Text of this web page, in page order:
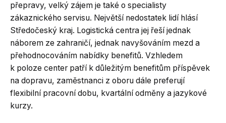
přepravy, velký zájem je také o specialisty
zákaznického servisu. Největší nedostatek lidí hlásí
Středočeský kraj. Logistická centra jej řeší jednak
náborem ze zahraničí, jednak navyšováním mezd a
přehodnocováním nabídky benefitů. Vzhledem
k poloze center patří k důležitým benefitům příspěvek
na dopravu, zaměstnanci z oboru dále preferují
flexibilní pracovní dobu, kvartální odměny a jazykové
kurzy.